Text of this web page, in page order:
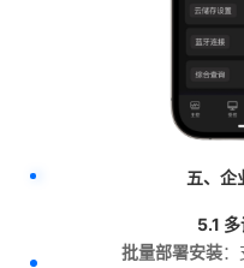
五、企
5.1
批量部署安装